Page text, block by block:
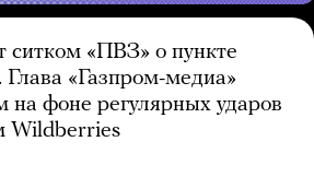
ситком «ПВЗ» о пункте
Глава «Газпром-медиа»
на фоне регулярных ударов
Wildberries